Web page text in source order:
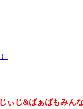
ぃじ&ばぁばもみん